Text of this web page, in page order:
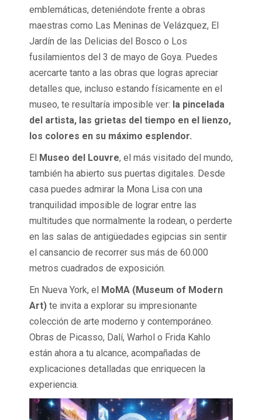
emblemáticas, deteniéndote frente a obras
maestras como Las Meninas de Velázquez, El
Jardín de las Delicias del Bosco o Los
fusilamientos del 3 de mayo de Goya. Puedes
acercarte tanto a las obras que logras apreciar
detalles que, incluso estando físicamente en el
museo, te resultaría imposible ver: la pincelada
del artista, las grietas del tiempo en el lienzo,
los colores en su máximo esplendor.
El Museo del Louvre, el más visitado del mundo,
también ha abierto sus puertas digitales. Desde
casa puedes admirar la Mona Lisa con una
tranquilidad imposible de lograr entre las
multitudes que normalmente la rodean, o perderte
en las salas de antigüedades egipcias sin sentir
el cansancio de recorrer sus más de 60.000
metros cuadrados de exposición.
En Nueva York, el MoMA (Museum of Modern
Art) te invita a explorar su impresionante
colección de arte moderno y contemporáneo.
Obras de Picasso, Dalí, Warhol o Frida Kahlo
están ahora a tu alcance, acompañadas de
explicaciones detalladas que enriquecen la
experiencia.